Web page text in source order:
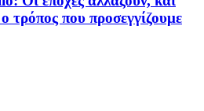
τρόπος που προσεγγίζουμε